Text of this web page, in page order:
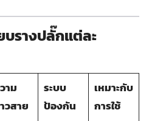
บรางปลั๊กแต่ละ
าม
วสาย
ระบบ
ป้องกัน
เหมาะกับ
การใช้